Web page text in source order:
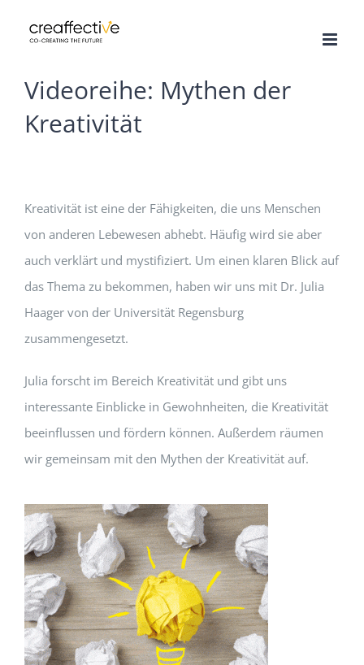
Inhalt
Videoreihe: Mythen der
Kreativität
Kreativität ist eine der Fähigkeiten, die uns Menschen
von anderen Lebewesen abhebt. Häufig wird sie aber
auch verklärt und mystifiziert. Um einen klaren Blick auf
das Thema zu bekommen, haben wir uns mit Dr. Julia
Haager von der Universität Regensburg
zusammengesetzt.
Julia forscht im Bereich Kreativität und gibt uns
interessante Einblicke in Gewohnheiten, die Kreativität
beeinflussen und fördern können. Außerdem räumen
wir gemeinsam mit den Mythen der Kreativität auf.